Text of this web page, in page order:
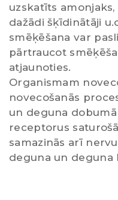
uzskatīts
dažādi šķīdinātāji
smēķēšana var
pārtraucot
atjaunoties.
Organismam
novecošanās
un deguna dobumā
receptorus
samazinās arī
deguna un deguna